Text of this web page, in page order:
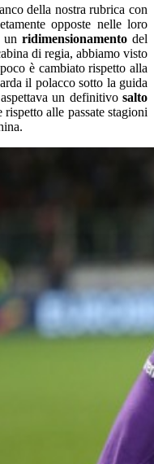
della nostra rubrica con
opposte nelle loro
un ridimensionamentodel
di regia, abbiamo visto
è cambiato rispetto alla
il polacco sotto la guida
un definitivo salto
alle passate stagioni